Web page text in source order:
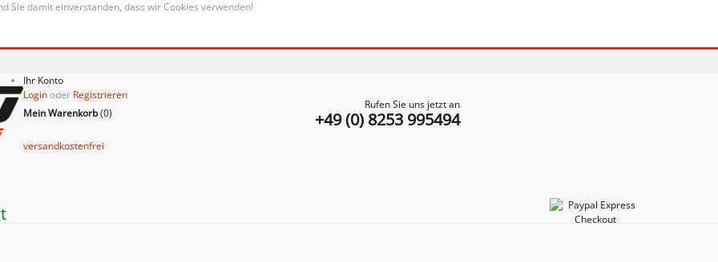
Sie damit einverstanden, dass wir Cookies verwenden!
Rufen Sie uns jetzt an
+49 (0) 8253 995494
Ihr Konto
Loginoder Registrieren
Mein Warenkorb(0)
versandkostenfrei